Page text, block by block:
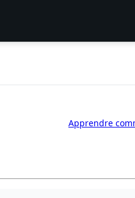
Apprendre